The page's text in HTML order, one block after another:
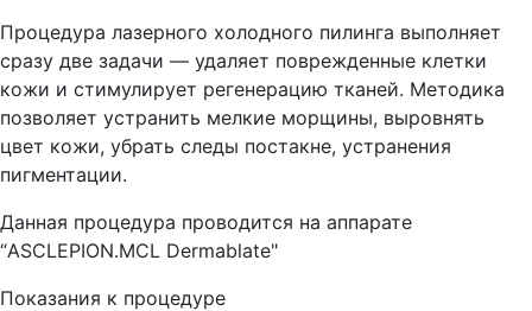
Процедура лазерного холодного пилинга выполняет
сразу две задачи — удаляет поврежденные клетки
кожи и стимулирует регенерацию тканей. Методика
позволяет устранить мелкие морщины, выровнять
цвет кожи, убрать следы постакне, устранения
пигментации.
Данная процедура проводится на аппарате
“ASCLEPION.MCL Dermablate"
Показания к процедуре